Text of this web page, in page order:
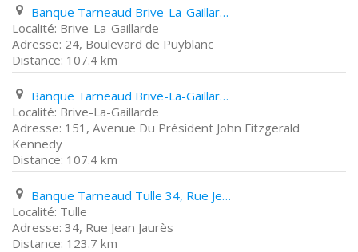
Banque Tarneaud Brive-La-Gaillarde 24, Boulevard de Puyblanc
Brive-La-Gaillarde
24, Boulevard de Puyblanc
107.4 km
Banque Tarneaud Brive-La-Gaillarde 151, Avenue Du Président John Fitzgerald Kennedy
Brive-La-Gaillarde
151, Avenue Du Président John Fitzgerald
Kennedy
107.4 km
Banque Tarneaud Tulle 34, Rue Jean Jaurès
Tulle
34, Rue Jean Jaurès
123.7 km